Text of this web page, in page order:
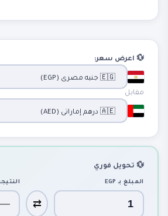
💱 اعرض سعر:
مقابل
💱 تحويل فوري
المبلغ بـ EGP
⇄